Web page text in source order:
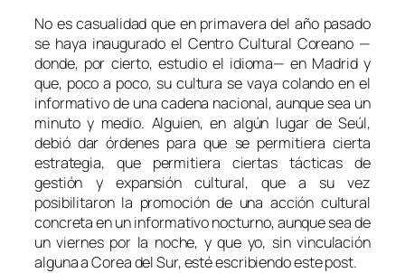
No es casualidad que en primavera del año pasado
se haya inaugurado el Centro Cultural Coreano —
donde, por cierto, estudio el idioma— en Madrid y
que, poco a poco, su cultura se vaya colando en el
informativo de una cadena nacional, aunque sea un
minuto y medio. Alguien, en algún lugar de Seúl,
debió dar órdenes para que se permitiera cierta
estrategia, que permitiera ciertas tácticas de
gestión y expansión cultural, que a su vez
posibilitaron la promoción de una acción cultural
concreta en un informativo nocturno, aunque sea de
un viernes por la noche, y que yo, sin vinculación
alguna a Corea del Sur, esté escribiendo este post.